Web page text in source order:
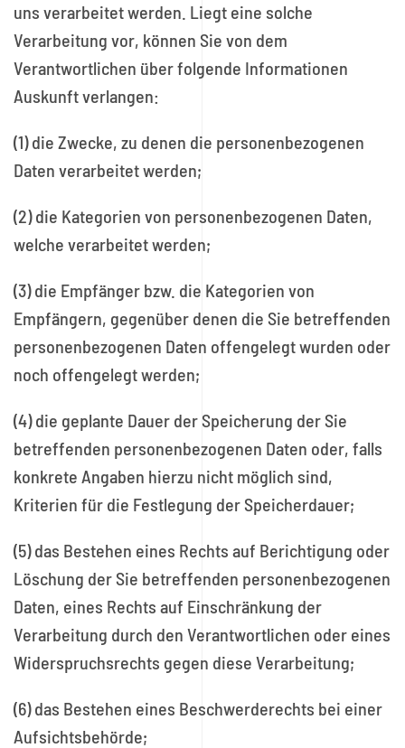
uns verarbeitet werden. Liegt eine solche
Verarbeitung vor, können Sie von dem
Verantwortlichen über folgende Informationen
Auskunft verlangen:
(1) die Zwecke, zu denen die personenbezogenen
Daten verarbeitet werden;
(2) die Kategorien von personenbezogenen Daten,
welche verarbeitet werden;
(3) die Empfänger bzw. die Kategorien von
Empfängern, gegenüber denen die Sie betreffenden
personenbezogenen Daten offengelegt wurden oder
noch offengelegt werden;
(4) die geplante Dauer der Speicherung der Sie
betreffenden personenbezogenen Daten oder, falls
konkrete Angaben hierzu nicht möglich sind,
Kriterien für die Festlegung der Speicherdauer;
(5) das Bestehen eines Rechts auf Berichtigung oder
Löschung der Sie betreffenden personenbezogenen
Daten, eines Rechts auf Einschränkung der
Verarbeitung durch den Verantwortlichen oder eines
Widerspruchsrechts gegen diese Verarbeitung;
(6) das Bestehen eines Beschwerderechts bei einer
Aufsichtsbehörde;